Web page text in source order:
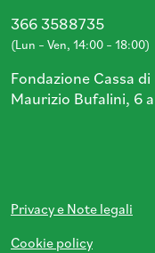
366 3588735
(Lun – Ven, 14:00 – 18:00)
Fondazione Cassa
Maurizio Bufalini, 6
Privacy e Note legali
Cookie policy